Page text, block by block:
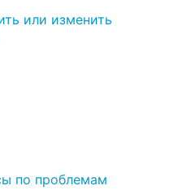
или изменить
по проблемам